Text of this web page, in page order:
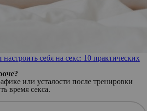
настроить себя на секс: 10 практических
или усталости после тренировки
время секса.